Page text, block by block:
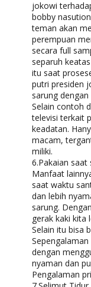
jokowi
bobby
teman akan
perempuan
secara full
separuh
itu saat
putri presiden
sarung
Selain contoh
televisi terkait
keadatan.
macam,
miliki.
6.Pakaian
Manfaat
saat waktu
dan lebih
sarung.
gerak kaki kita
Selain itu bisa
dengan
nyaman dan
Pengalaman